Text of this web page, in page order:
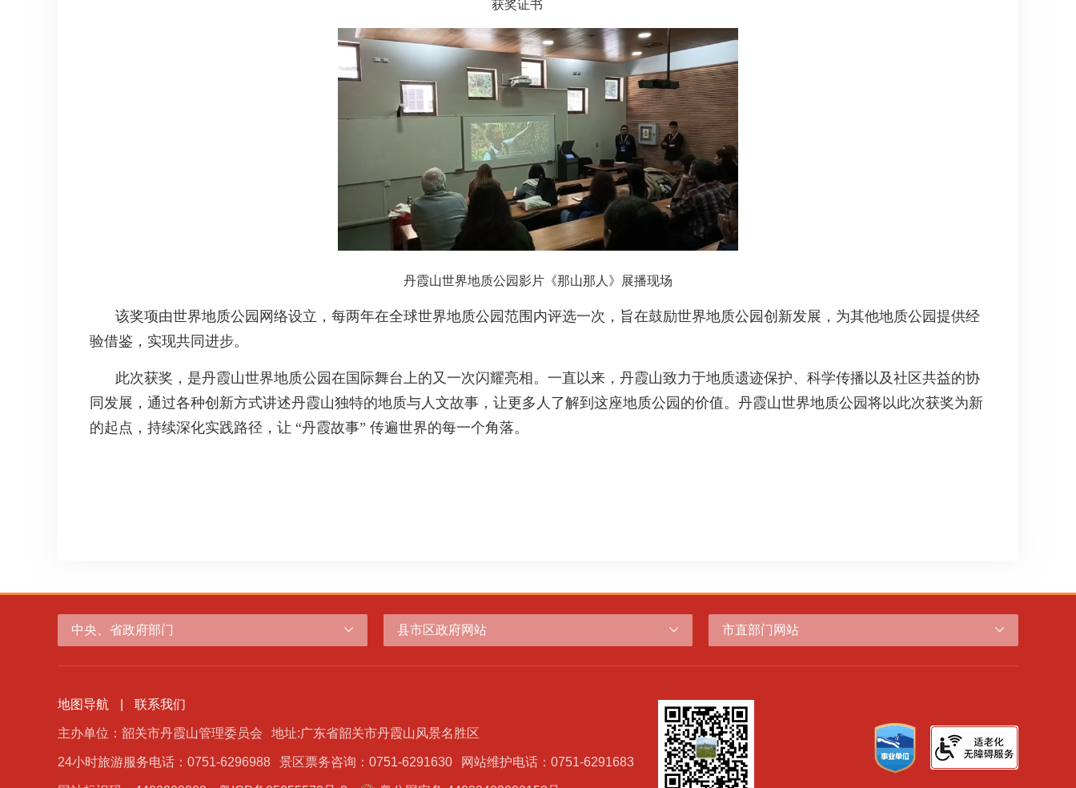
获奖证书
丹霞山世界地质公园影片《那山那人》展播现场
该奖项由世界地质公园网络设立，每两年在全球世界地质公园范围内评选一次，旨在鼓励世界地质公园创新发展，为其他地质公园提供经
验借鉴，实现共同进步。
此次获奖，是丹霞山世界地质公园在国际舞台上的又一次闪耀亮相。一直以来，丹霞山致力于地质遗迹保护、科学传播以及社区共益的协
同发展，通过各种创新方式讲述丹霞山独特的地质与人文故事，让更多人了解到这座地质公园的价值。丹霞山世界地质公园将以此次获奖为新
的起点，持续深化实践路径，让 “丹霞故事” 传遍世界的每一个角落。
中央、省政府部门 县市区政府网站 市直部门网站
地图导航 联系我们
主办单位：韶关市丹霞山管理委员会 地址:广东省韶关市丹霞山风景名胜区
24小时旅游服务电话：0751-6296988 景区票务咨询：0751-6291630 网站维护电话：0751-6291683